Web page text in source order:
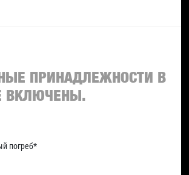
ПРИНАДЛЕЖНОСТИ В
ВКЛЮЧЕНЫ.
погреб*